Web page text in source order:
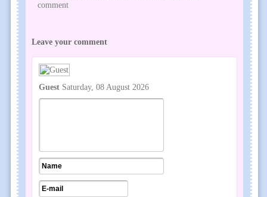
comment
Leave your comment
Guest Saturday, 08 August 2026